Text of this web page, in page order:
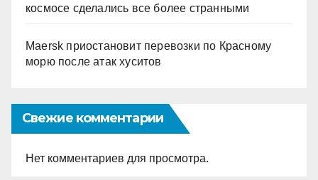
космосе сделались все более странными
Maersk приостановит перевозки по Красному
морю после атак хуситов
Свежие комментарии
Нет комментариев для просмотра.